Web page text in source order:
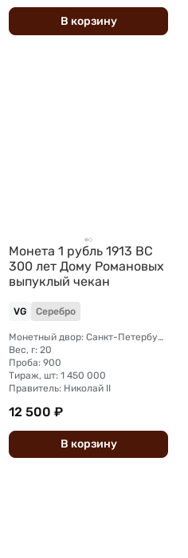
В корзину
Монета 1 рубль 1913 ВС
300 лет Дому Романовых
выпуклый чекан
VG Серебро
Монетный двор: Санкт-Петербургский монетный двор
Вес, г: 20
Проба: 900
Тираж, шт: 1 450 000
Правитель: Николай II
12 500 ₽
В корзину